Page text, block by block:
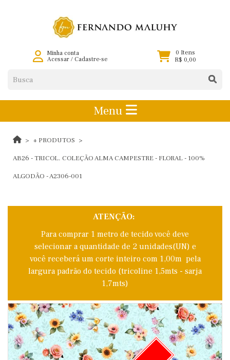
Minha conta
Acessar/ Cadastre-se
0 Itens
R$ 0,00
Menu
+ PRODUTOS
AB26 - TRICOL. COLEÇÃO ALMA CAMPESTRE - FLORAL - 100%
ALGODÃO - A2306-001
ATENÇÃO:
Para comprar 1 metro de tecido você deve
selecionar a quantidade de 2 unidades(UN) e
você receberá um corte inteiro com 1,00m pela
largura padrão do tecido (tricoline 1,5mts - sarja
1,7mts)